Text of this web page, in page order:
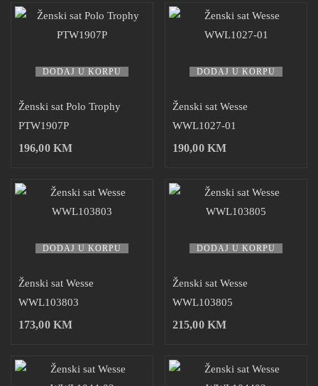
DODAJ U KORPU
Ženski sat Polo Trophy
PTW1907P
196,00 KM
DODAJ U KORPU
Ženski sat Wesse
WWL1027-01
190,00 KM
DODAJ U KORPU
Ženski sat Wesse
WWL103803
173,00 KM
DODAJ U KORPU
Ženski sat Wesse
WWL103805
215,00 KM